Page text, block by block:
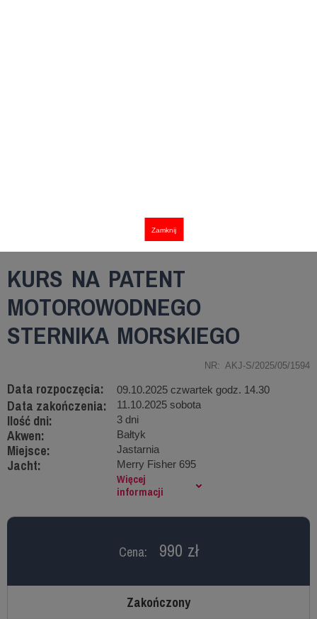
Zamknij
KURS NA PATENT
MOTOROWODNEGO
STERNIKA MORSKIEGO
NR: AKJ-S/2025/05/1594
Data rozpoczęcia: 09.10.2025 czwartek godz. 14.30
Data zakończenia: 11.10.2025 sobota
Ilość dni: 3 dni
Akwen: Bałtyk
Miejsce: Jastarnia
Jacht: Merry Fisher 695
Więcej
informacji
Cena: 990 zł
Zakończony